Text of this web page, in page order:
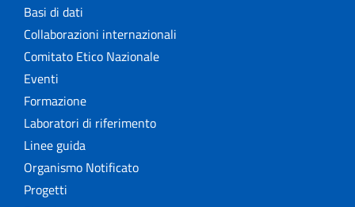
Basi di dati
Collaborazioni internazionali
Comitato Etico Nazionale
Eventi
Formazione
Laboratori di riferimento
Linee guida
Organismo Notificato
Progetti